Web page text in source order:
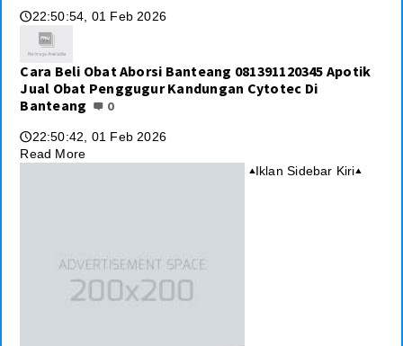
🕔22:50:54, 01 Feb 2026
Cara Beli Obat Aborsi Banteang 081391120345 Apotik
Jual Obat Penggugur Kandungan Cytotec Di
Banteang
0
🕔22:50:42, 01 Feb 2026
Read More
▴Iklan Sidebar Kiri▴